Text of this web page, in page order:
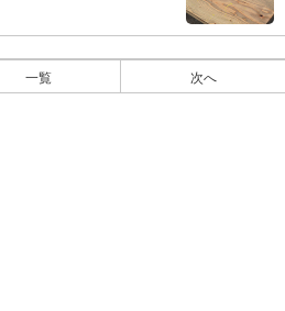
一覧 次へ